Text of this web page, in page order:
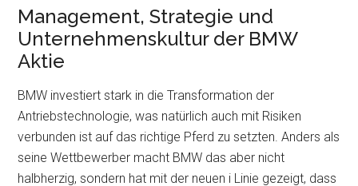
Management, Strategie und
Unternehmenskultur der BMW
Aktie
BMW investiert stark in die Transformation der
Antriebstechnologie, was natürlich auch mit Risiken
verbunden ist auf das richtige Pferd zu setzten. Anders als
seine Wettbewerber macht BMW das aber nicht
halbherzig, sondern hat mit der neuen i Linie gezeigt, dass